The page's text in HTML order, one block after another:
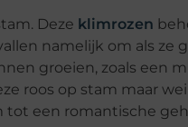
Deze klimrozen
namelijk om als ze
groeien, zoals een
roos op stam maar
een romantische